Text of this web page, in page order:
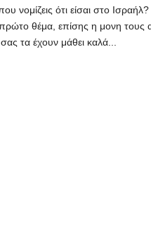
νομίζεις ότι είσαι στο
θέμα, επίσης η μονη τους
τα έχουν μάθει καλά...